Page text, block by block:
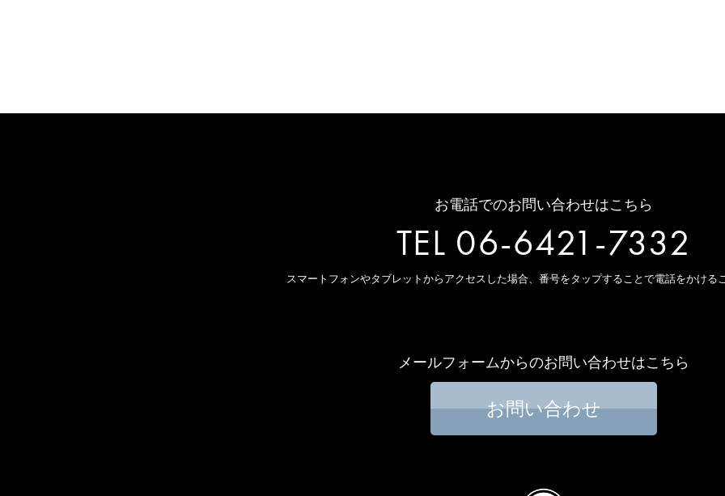
お電話でのお問い合わせはこちら
TEL 06-6421-7332
スマートフォンやタブレットからアクセスした場合、 番号をタップすることで電話をかける
メールフォームからのお問い合わせはこちら
お問い合わせ